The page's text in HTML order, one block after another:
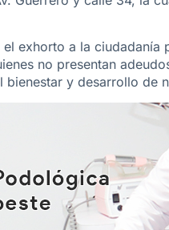
exhorto a la
no presentan
y desarrollo de